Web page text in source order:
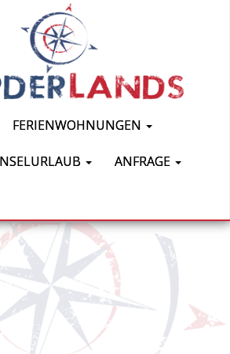
FERIENWOHNUNGEN
ANFRAGE